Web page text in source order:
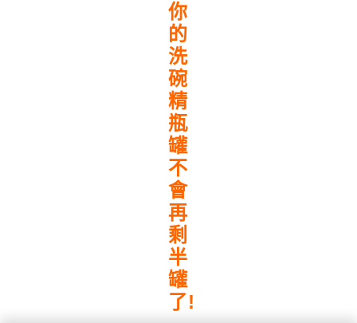
你
的
洗
碗
精
瓶
罐
不
會
再
剩
半
罐
了!